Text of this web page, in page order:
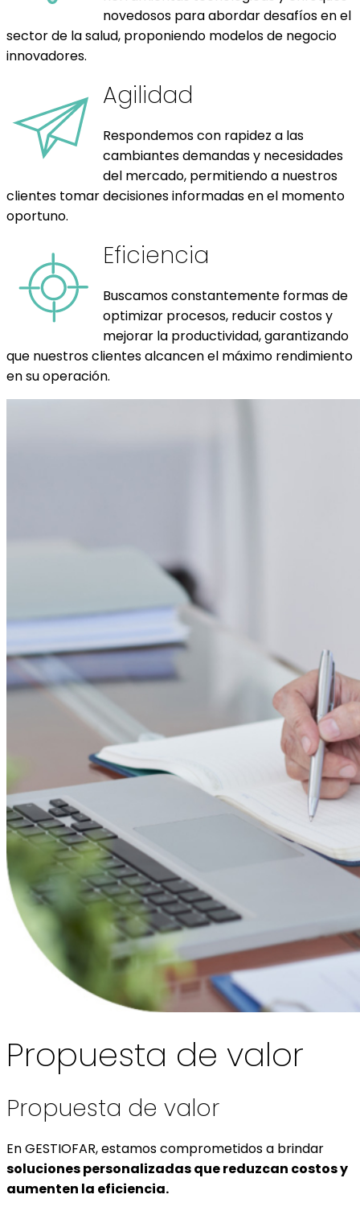
novedosos para abordar desafíos en el
sector de la salud, proponiendo modelos de negocio
innovadores.
Agilidad
Respondemos con rapidez a las
cambiantes demandas y necesidades
del mercado, permitiendo a nuestros
clientes tomar decisiones informadas en el momento
oportuno.
Eficiencia
Buscamos constantemente formas de
optimizar procesos, reducir costos y
mejorar la productividad, garantizando
que nuestros clientes alcancen el máximo rendimiento
en su operación.
Propuesta de valor
Propuesta de valor
En GESTIOFAR, estamos comprometidos a brindar
soluciones personalizadas que reduzcan costos y
aumenten la eficiencia.